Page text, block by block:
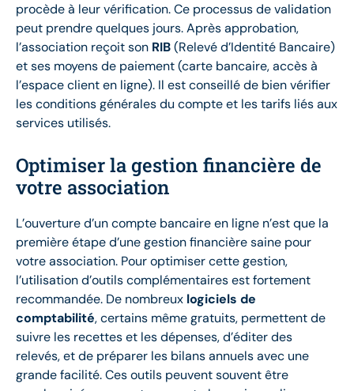
procède à leur vérification. Ce processus de validation
peut prendre quelques jours. Après approbation,
l’association reçoit son RIB(Relevé d’Identité Bancaire)
et ses moyens de paiement (carte bancaire, accès à
l’espace client en ligne). Il est conseillé de bien vérifier
les conditions générales du compte et les tarifs liés aux
services utilisés.
Optimiser la gestion financière de
votre association
L’ouverture d’un compte bancaire en ligne n’est que la
première étape d’une gestion financière saine pour
votre association. Pour optimiser cette gestion,
l’utilisation d’outils complémentaires est fortement
recommandée. De nombreux logiciels de
comptabilité, certains même gratuits, permettent de
suivre les recettes et les dépenses, d’éditer des
relevés, et de préparer les bilans annuels avec une
grande facilité. Ces outils peuvent souvent être